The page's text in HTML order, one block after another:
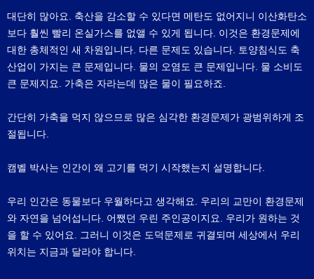
대단히 많아요. 축산을 감소할 수 있다면 메탄도 없어지니 이산화탄소
보다 훨씬 빨리 온실가스를 없앨 수 있게 됩니다. 이것은 환경문제에
대한 총체적인 새 차원입니다. 다른 문제도 있습니다. 토양침식도 축
산업이 가지는 큰 문제입니다. 물의 오염도 큰 문제입니다. 물 소비도
큰 문제지요. 가축은 자라는데 많은 물이 필요하죠.
간단히 가축을 먹지 않으므로 많은 심각한 환경문제가 광범위하게 조
절됩니다.
캠벨 박사는 인간이 왜 고기를 먹기 시작했는지 설명합니다.
우리 인간은 동물보다 우월하다고 생각해요. 우리의 교만이 환경문제
와 자연을 넘어섭니다. 어쨌던 우린 주인공이지요. 우리가 원하는 것
을 할 수 있어요. 그러니 이것은 도덕문제로 귀결되며 세상에서 우리
위치는 지금과 달라야 합니다.